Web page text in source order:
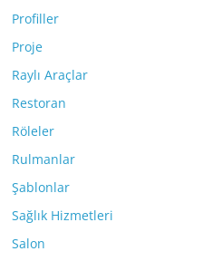
Profiller
Proje
Raylı Araçlar
Restoran
Röleler
Rulmanlar
Şablonlar
Sağlık Hizmetleri
Salon